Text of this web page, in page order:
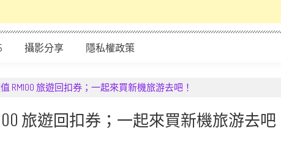
攝影分享 隱私權政策
RM100 旅遊回扣券；一起來買新機旅游去吧！
旅遊回扣券；一起來買新機旅游去吧